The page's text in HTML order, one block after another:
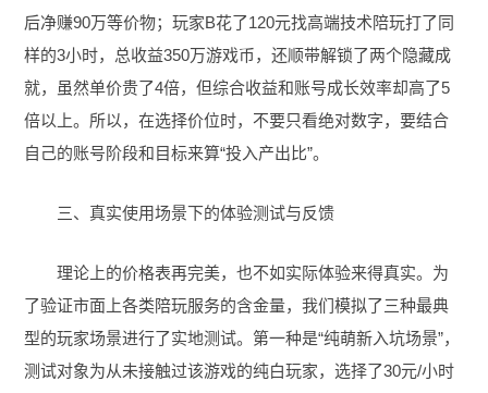
后净赚90万等价物；玩家B花了120元找高端技术陪玩打了同
样的3小时，总收益350万游戏币，还顺带解锁了两个隐藏成
就，虽然单价贵了4倍，但综合收益和账号成长效率却高了5
倍以上。所以，在选择价位时，不要只看绝对数字，要结合
自己的账号阶段和目标来算“投入产出比”。
三、真实使用场景下的体验测试与反馈
理论上的价格表再完美，也不如实际体验来得真实。为
了验证市面上各类陪玩服务的含金量，我们模拟了三种最典
型的玩家场景进行了实地测试。第一种是“纯萌新入坑场景”，
测试对象为从未接触过该游戏的纯白玩家，选择了30元/小时